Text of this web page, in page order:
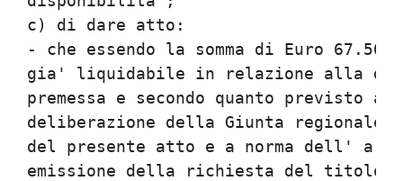
c) di dare atto:
- che essendo la somma di Euro
gia' liquidabile in relazione alla
premessa e secondo quanto previsto
deliberazione della Giunta regionale
del presente atto e a norma dell'
emissione della richiesta del titolo di